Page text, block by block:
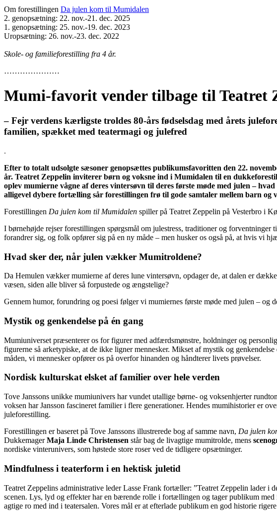
Om forestillingen Da julen kom til Mumidalen
2. genopsætning: 22. nov.-21. dec. 2025
1. genopsætning: 25. nov.-19. dec. 2023
Uropsætning: 26. nov.-23. dec. 2022
Skole- og familieforestilling fra 4 år.
…………………
Mumi-favorit vender tilbage til Teatret
– Fejr verdens kærligste troldes 80-års fødselsdag med årets
familien, spækket med teatermagi og julefred
.
Efter to totalt udsolgte sæsoner genopsættes publikumsfavoritten den 22.
år. Teatret Zeppelin inviterer børn og voksne ind i Mumidalen til en
oplev mumierne vågne af deres vintersøvn til deres første møde med julen –
alligevel dybere fortælling sår forestillingen frø til gode samtaler mellem barn
Forestillingen Da julen kom til Mumidalen spiller på Teatret Zeppelin på Vesterbro i
I børnehøjde rejser forestillingen spørgsmål om julestress, traditioner og
forandrer sig, og folk opfører sig på en ny måde – men husker os også på, at hvis vi
Hvad sker der, når julen vækker Mumitroldene?
Da Hemulen vækker mumierne af deres lune vintersøvn, opdager de, at dalen er
væsen, siden alle bliver så forpustede og ængstelige?
Gennem humor, forundring og poesi følger vi mumiernes første møde med julen – og
Mystik og genkendelse på én gang
Mumiuniverset præsenterer os for figurer med adfærdsmønstre, holdninger og
figurerne så arketypiske, at de ikke ligner mennesker. Mikset af mystik og
måden, vi mennesker opfører os på overfor hinanden og håndterer livets prøvelser.
Nordisk kulturskat elsket af familier over hele verden
Tove Janssons unikke mumiunivers har vundet utallige børne- og voksenhjerter
voksen har Jansson fascineret familier i flere generationer. Hendes mumihistorier er
juleforestilling.
Forestillingen er baseret på Tove Janssons illustrerede bog af samme navn, Da julen
DukkemagerMaja Linde Christensen står bag de livagtige mumitrolde, mens
nordiske vinterunivers, som høstede store roser ved de tidligere opsætninger.
Mindfulness i teaterform i en hektisk juletid
Teatret Zeppelins administrative leder Lasse Frank fortæller: ”Teatret Zeppelin lader
scenen. Lys, lyd og effekter har en bærende rolle i fortællingen og tager publikum
agtige ro med ind i teatersalen. Vores mål er at efterlade publikum en god historie